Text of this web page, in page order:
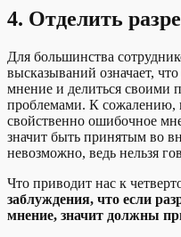
4. Отделить
Для большинства
высказываний означает,
мнение и делиться своими
проблемами. К сожалению,
свойственно ошибочное
значит быть принятым во
невозможно, ведь нельзя
Что приводит нас к
заблуждения, что если
мнение, значит должны